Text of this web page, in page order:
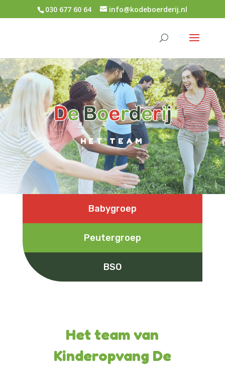
030 677 60 64 info@kodeboerderij.nl
HET TEAM
Babygroep
Peutergroep
BSO
Het team van
Kinderopvang De